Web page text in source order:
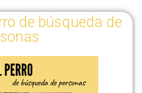
de búsqueda de